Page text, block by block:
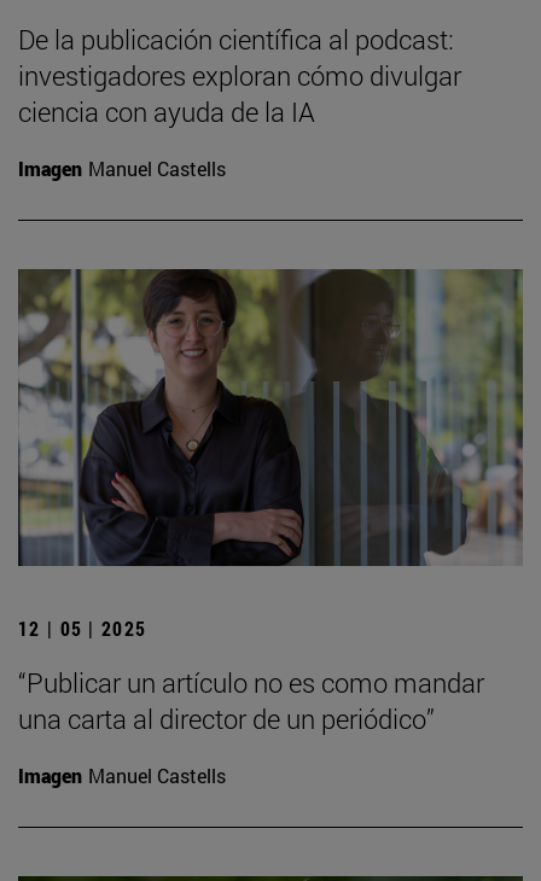
De la publicación científica al podcast:
investigadores exploran cómo divulgar
ciencia con ayuda de la IA
Imagen Manuel Castells
12 | 05 | 2025
“Publicar un artículo no es como mandar
una carta al director de un periódico”
Imagen Manuel Castells